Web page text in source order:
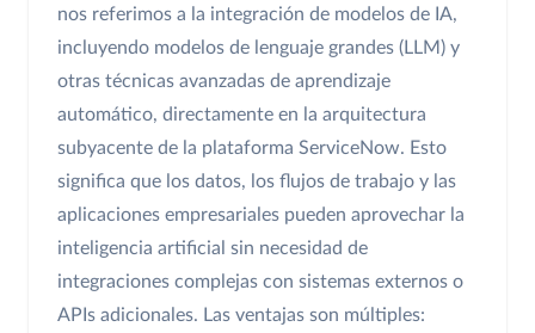
nos referimos a la integración de modelos de IA,
incluyendo modelos de lenguaje grandes (LLM) y
otras técnicas avanzadas de aprendizaje
automático, directamente en la arquitectura
subyacente de la plataforma ServiceNow. Esto
significa que los datos, los flujos de trabajo y las
aplicaciones empresariales pueden aprovechar la
inteligencia artificial sin necesidad de
integraciones complejas con sistemas externos o
APIs adicionales. Las ventajas son múltiples: